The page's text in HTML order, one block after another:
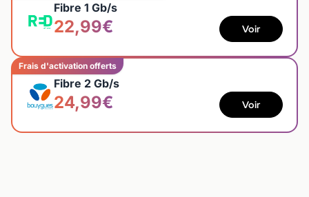
Fibre 1 Gb/s
22,99€ Voir
Frais d'activation offerts
Fibre 2 Gb/s
24,99€ Voir